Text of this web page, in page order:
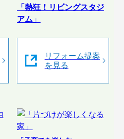
「熱狂！リビングスタジ
アム」
リフォーム提案
を見る